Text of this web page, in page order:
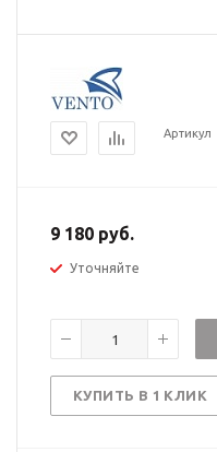
Артикул
9 180 руб.
Уточняйте
КУПИТЬ В 1 КЛИК